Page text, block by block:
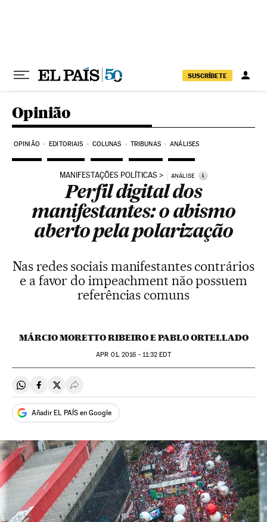
SUSCRÍBETE
Opinião
OPINIÃO EDITORIAIS COLUNAS TRIBUNAS ANÁLISES
MANIFESTAÇÕES POLÍTICAS ANÁLISE i
Perfil digital dos
manifestantes: o abismo
aberto pela polarização
Nas redes sociais manifestantes contrários
e a favor do impeachment não possuem
referências comuns
MÁRCIO MORETTO RIBEIRO E PABLO ORTELLADO
APR 01, 2016 - 11:32 EDT
Compartir en Whatsapp
Compartir en Facebook
Compartir en Twitter
Desplegar Redes Sociales
Añadir EL PAÍS en Google